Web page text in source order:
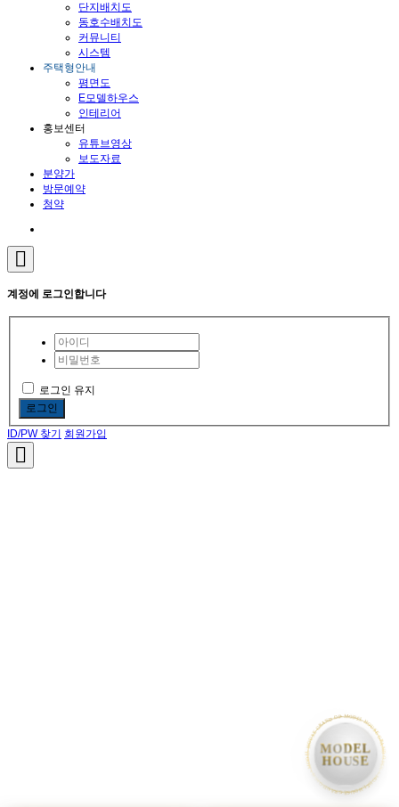
단지배치도
동호수배치도
커뮤니티
시스템
주택형안내
평면도
E모델하우스
인테리어
홍보센터
유튜브영상
보도자료
분양가
방문예약
청약
계정에 로그인합니다
로그인 유지
로그인
ID/PW 찾기 회원가입
• MODEL HOUSE GRAND OPEN • MODEL HOUSE GRAND OPEN • MODEL HOUSE GRAND OPEN •
MODEL
HOUSE
을 완료했습니다